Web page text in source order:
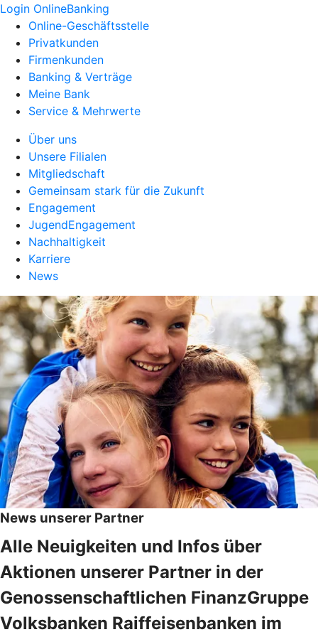
Login OnlineBanking
Online-Geschäftsstelle
Privatkunden
Firmenkunden
Banking & Verträge
Meine Bank
Service & Mehrwerte
Über uns
Unsere Filialen
Mitgliedschaft
Gemeinsam stark für die Zukunft
Engagement
JugendEngagement
Nachhaltigkeit
Karriere
News
News unserer Partner
Alle Neuigkeiten und Infos über
Aktionen unserer Partner in der
Genossenschaftlichen FinanzGruppe
Volksbanken Raiffeisenbanken im